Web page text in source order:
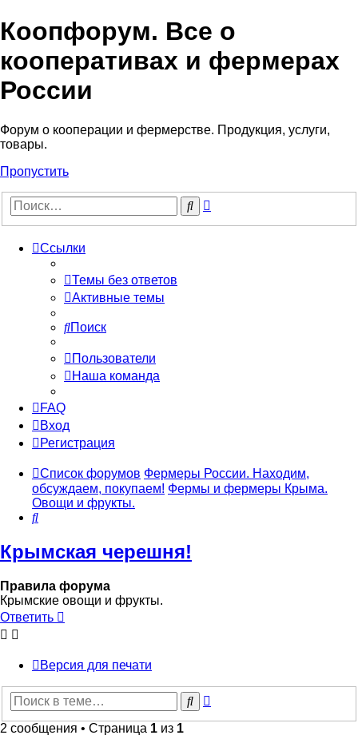
Коопфорум. Все о
кооперативах и фермерах
России
Форум о кооперации и фермерстве. Продукция, услуги,
товары.
Пропустить
Поиск
Ссылки
Темы без ответов
Активные темы
Поиск
Пользователи
Наша команда
FAQ
Вход
Регистрация
Список форумов Фермеры России. Находим,
обсуждаем, покупаем! Фермы и фермеры Крыма.
Овощи и фрукты.
Поиск
Крымская черешня!
Правила форума
Крымские овощи и фрукты.
Ответить
Версия для печати
Поиск
2 сообщения • Страница 1 из 1